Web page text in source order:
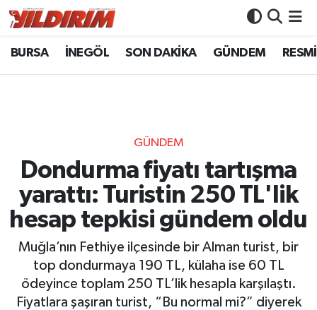
BURSA İNEGÖL SON DAKİKA GÜNDEM
GÜNDEM
Dondurma fiyatı tartışma
yarattı: Turistin 250 TL'lik
hesap tepkisi gündem oldu
Muğla’nın Fethiye ilçesinde bir Alman turist, bir
top dondurmaya 190 TL, külaha ise 60 TL
ödeyince toplam 250 TL’lik hesapla karşılaştı.
Fiyatlara şaşıran turist, “Bu normal mi?” diyerek
BURSA
GÜNDEM
RESMİ İLANLAR
KÖŞE YAZILARI
SİYASET
YAŞAM
Bursa Nöbetçi Eczaneler
Bursa Trafik Yoğunluk Haritası
Süper Lig Puan Durumu ve Fikstür
Tüm Manşetler
Son Dakika Haberleri
Haber Arşivi